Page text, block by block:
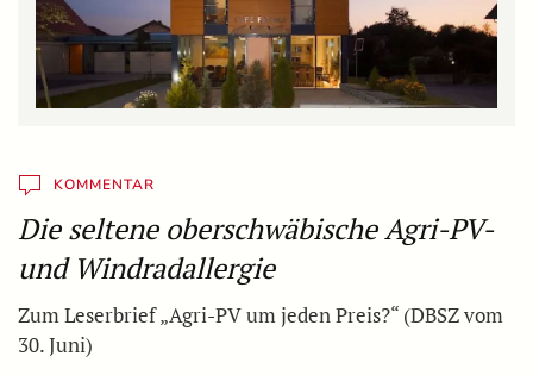
KOMMENTAR
Die seltene oberschwäbische Agri-PV-
und Windradallergie
Zum Leserbrief „Agri-PV um jeden Preis?“ (DBSZ vom
30. Juni)